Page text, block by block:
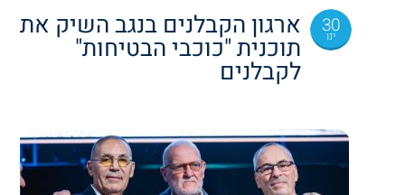
30
ינו ארגון הקבלנים בנגב השיק את
תוכנית "כוכבי הבטיחות"
לקבלנים